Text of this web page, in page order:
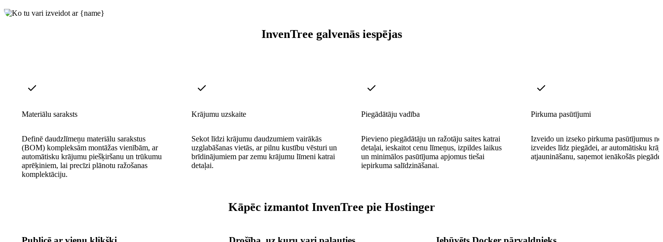
InvenTree galvenās iespējas
Materiālu saraksts
Definē daudzlīmeņu materiālu sarakstus
(BOM) kompleksām montāžas vienībām, ar
automātisku krājumu piešķiršanu un trūkumu
aprēķiniem, lai precīzi plānotu ražošanas
komplektāciju.
Krājumu uzskaite
Sekot līdzi krājumu daudzumiem vairākās
uzglabāšanas vietās, ar pilnu kustību vēsturi un
brīdinājumiem par zemu krājumu līmeni katrai
detaļai.
Piegādātāju vadība
Pievieno piegādātāju un ražotāju saites katrai
detaļai, ieskaitot cenu līmeņus, izpildes laikus
un minimālos pasūtījuma apjomus tiešai
iepirkuma salīdzināšanai.
Pirkuma pasūtījumi
Izveido un izseko pirkuma pasūtījumus no
izveides līdz piegādei, ar automātisku
atjaunināšanu, saņemot ienākošās
Kāpēc izmantot InvenTree pie Hostinger